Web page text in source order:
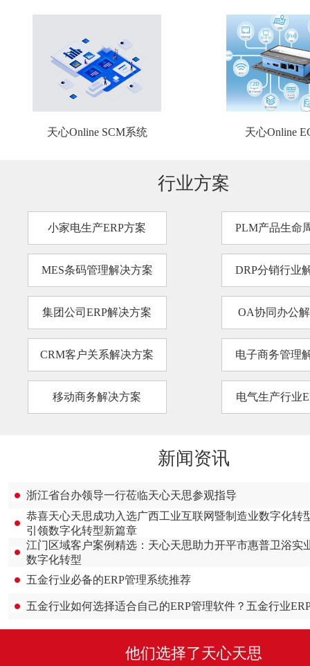
天心Online SCM系统 天心Online
行业方案
小家电生产ERP方案 PLM产品生命
MES条码管理解决方案 DRP分销行业
集团公司ERP解决方案 OA协同办公
CRM客户关系解决方案 电子商务管理
移动商务解决方案 电气生产行业
新闻资讯
浙江省台办领导一行莅临天心天思参观指导
恭喜天心天思成功入选广西工业互联网暨制造业数字化转
引领数字化转型新篇章
江门区域客户案例精选：天心天思助力开平市惠普卫浴实
数字化转型
五金行业必备的ERP管理系统推荐
五金行业如何选择适合自己的ERP管理软件？五金行业
他们选择了天心天思